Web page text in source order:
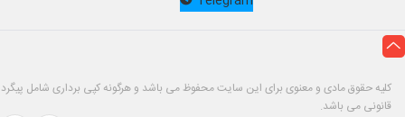
کلیه حقوق مادی و معنوی برای این سایت محفوظ می باشد و هرگونه کپی برداری شامل پیگرد
قانونی می باشد.